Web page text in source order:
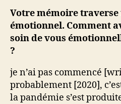
Votre mémoire
émotionnel. Comment
soin de vous
?
je n’ai pas commencé
probablement [2020],
la pandémie s’est